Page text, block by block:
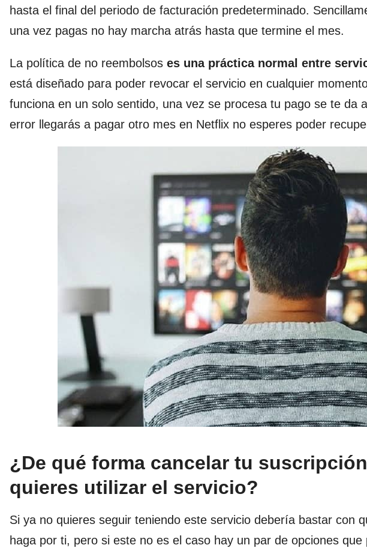
hasta el final del periodo de facturación predeterminado.
una vez pagas no hay marcha atrás hasta que termine el mes.
La política de no reembolsos es una práctica normal entre
está diseñado para poder revocar el servicio en cualquier
funciona en un solo sentido, una vez se procesa tu pago se te da
error llegarás a pagar otro mes en Netflix no esperes poder
¿De qué forma cancelar tu
quieres utilizar el servicio?
Si ya no quieres seguir teniendo este servicio debería bastar con
haga por ti, pero si este no es el caso hay un par de opciones que